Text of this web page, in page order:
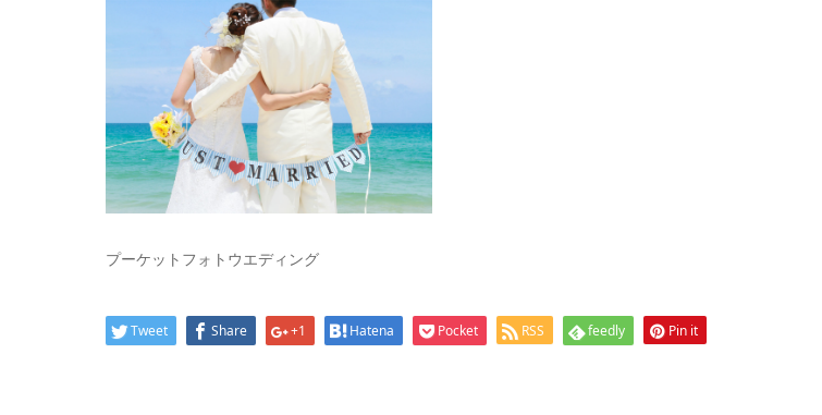
プーケットフォトウエディング
Tweet Share +1 Hatena Pocket RSS feedly Pin it